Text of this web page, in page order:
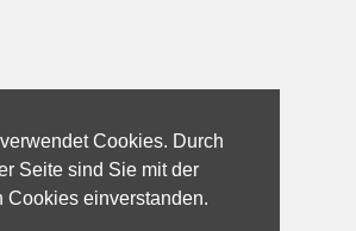
Cookies. Durch
Seite sind Sie mit der
Cookies einverstanden.